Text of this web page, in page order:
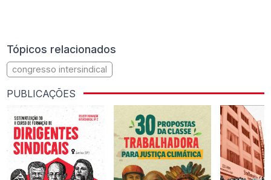
Tópicos relacionados
congresso intersindical
PUBLICAÇÕES